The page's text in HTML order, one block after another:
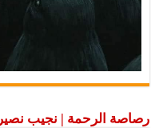
رصاصة الرحمة | نجيب نصير